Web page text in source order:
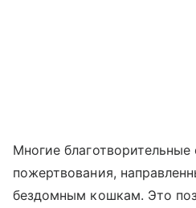
Многие
пожертвования,
бездомным кошкам. Это